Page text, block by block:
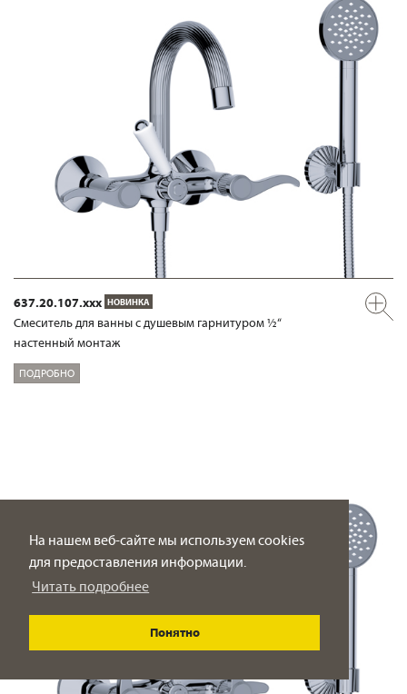
На нашем веб-сайте мы используем cookies
для предоставления информации.
Читать подробнее
Понятно
637.20.107.xxx НОВИНКА
Смеситель для ванны с душевым гарнитуром ½“
настенный монтаж
ПОДРОБНО